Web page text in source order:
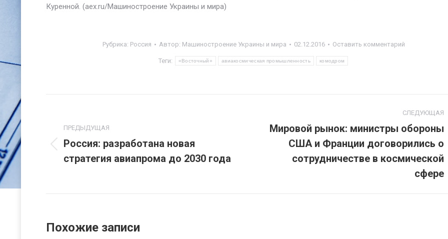
Куренной. (aex.ru/Машиностроение Украины и мира)
Рубрика: Россия Автор: Машиностроение Украины и мира 02.12.2016 Оставить комментарий
Теги: «Восточный» авиакосмическая промышленность комодром
по
записям
ПРЕДЫДУЩАЯ
Предыдущая
запись:
Россия: разработана новая
стратегия авиапрома до 2030 года
СЛЕДУЮЩАЯ
Следующая
запись:
Мировой рынок: министры обороны
США и Франции договорились о
сотрудничестве в космической
сфере
Похожие записи